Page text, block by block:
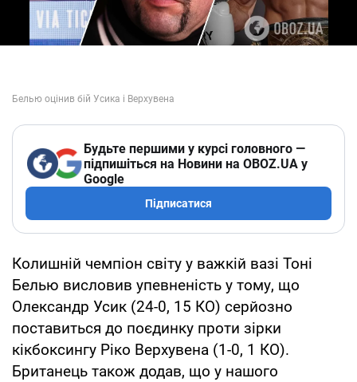
Будьте першими у курсі головного —
підпишіться на Новини на OBOZ.UA у
Google
Підписатися
Колишній чемпіон світу у важкій вазі Тоні
Белью висловив упевненість у тому, що
Олександр Усик (24-0, 15 КО) серйозно
поставиться до поєдинку проти зірки
кікбоксингу Ріко Верхувена (1-0, 1 КО).
Британець також додав, що у нашого